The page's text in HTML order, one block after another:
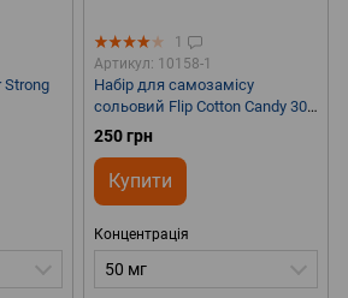
Strong
1
Артикул: 10158-1
Набір для самозамісу
сольовий Flip Cotton Candy 30
ml 50 mg
250 грн
Купити
Концентрація
50 мг